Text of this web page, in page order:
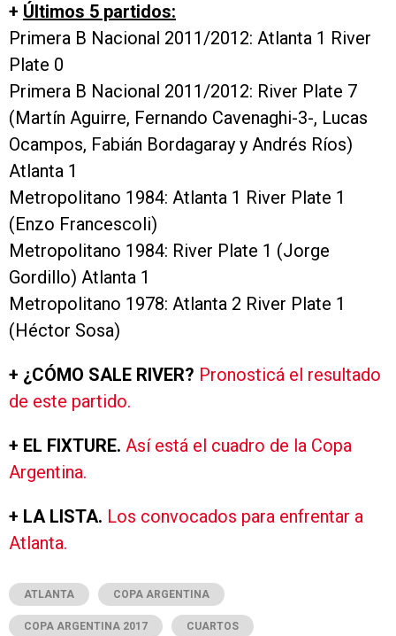
+ Últimos 5 partidos:
Primera B Nacional 2011/2012: Atlanta 1 River
Plate 0
Primera B Nacional 2011/2012: River Plate 7
(Martín Aguirre, Fernando Cavenaghi-3-, Lucas
Ocampos, Fabián Bordagaray y Andrés Ríos)
Atlanta 1
Metropolitano 1984: Atlanta 1 River Plate 1
(Enzo Francescoli)
Metropolitano 1984: River Plate 1 (Jorge
Gordillo) Atlanta 1
Metropolitano 1978: Atlanta 2 River Plate 1
(Héctor Sosa)
+ ¿CÓMO SALE RIVER? Pronosticá el resultado
de este partido.
+ EL FIXTURE. Así está el cuadro de la Copa
Argentina.
+ LA LISTA. Los convocados para enfrentar a
Atlanta.
ATLANTA COPA ARGENTINA
COPA ARGENTINA 2017 CUARTOS